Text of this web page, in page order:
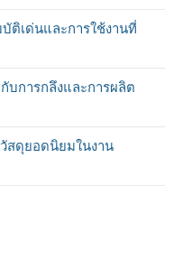
บัติเด่นและการใช้งานที่
กับการกลึงและการผลิต
วัสดุยอดนิยมในงาน